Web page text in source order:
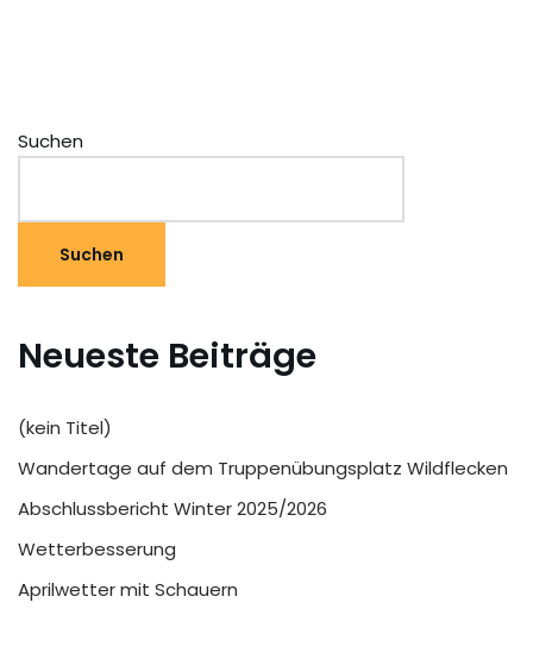
Suchen
Suchen
Neueste Beiträge
(kein Titel)
Wandertage auf dem Truppenübungsplatz Wildflecken
Abschlussbericht Winter 2025/2026
Wetterbesserung
Aprilwetter mit Schauern